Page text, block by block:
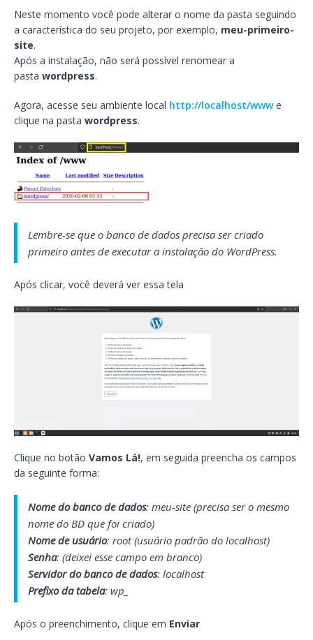
Neste momento você pode alterar o nome da pasta seguindo
a característica do seu projeto, por exemplo, meu-primeiro-
site.
Após a instalação, não será possível renomear a
pasta wordpress.
Agora, acesse seu ambiente local http://localhost/wwwe
clique na pasta wordpress.
Lembre-se que o banco de dados precisa ser criado
primeiro antes de executar a instalação do WordPress.
Após clicar, você deverá ver essa tela
Clique no botão Vamos Lá!, em seguida preencha os campos
da seguinte forma:
Nome do banco de dados: meu-site (precisa ser o mesmo
nome do BD que foi criado)
Nome de usuário: root (usuário padrão do localhost)
Senha: (deixei esse campo em branco)
Servidor do banco de dados: localhost
Prefixo da tabela: wp_
Após o preenchimento, clique em Enviar